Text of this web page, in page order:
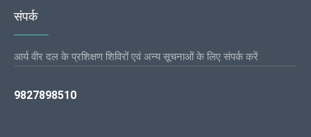
संपर्क
आर्य वीर दल के प्रशिक्षण शिविरों एवं अन्य सूचनाओं के लिए संपर्क करें
9827898510